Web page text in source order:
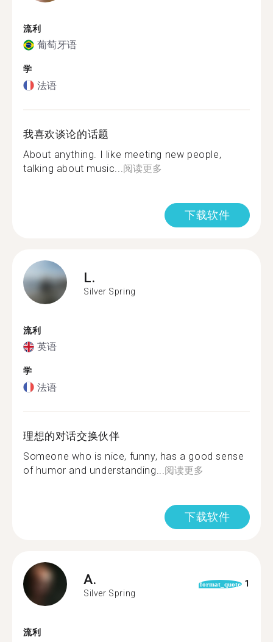
流利
葡萄牙语
学
法语
我喜欢谈论的话题
About anything. I like meeting new people,
talking about music... 阅读更多
下载软件
L.
Silver Spring
流利
英语
学
法语
理想的对话交换伙伴
Someone who is nice, funny, has a good sense
of humor and understanding... 阅读更多
下载软件
A.
Silver Spring
format_quote 1
流利